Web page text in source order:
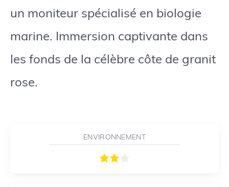
un moniteur spécialisé en biologie
marine. Immersion captivante dans
les fonds de la célèbre côte de granit
rose.
ENVIRONNEMENT